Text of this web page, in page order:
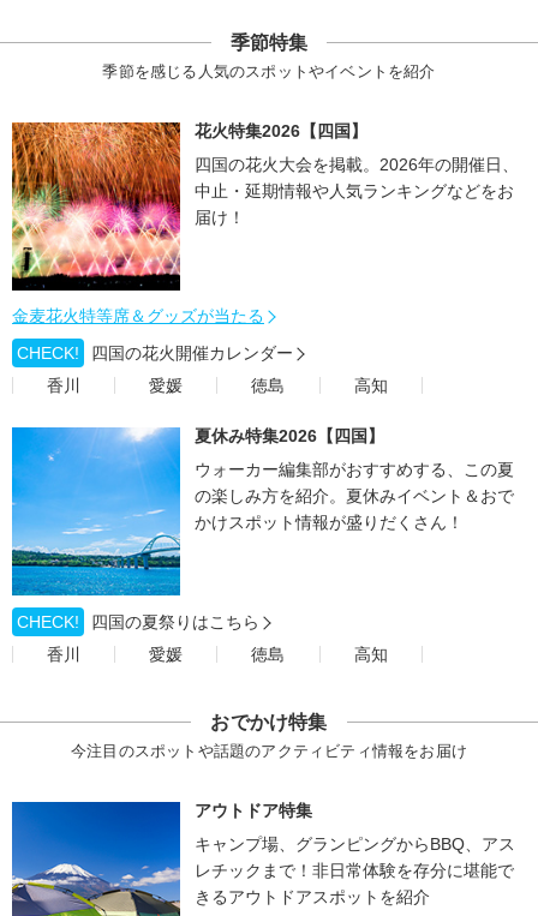
季節特集
季節を感じる人気のスポットやイベントを紹介
花火特集2026【四国】
四国の花火大会を掲載。2026年の開催日、
中止・延期情報や人気ランキングなどをお
届け！
金麦花火特等席＆グッズが当たる
CHECK!
四国の花火開催カレンダー
香川
愛媛 徳島 高知
夏休み特集2026【四国】
ウォーカー編集部がおすすめする、この夏
の楽しみ方を紹介。夏休みイベント＆おで
かけスポット情報が盛りだくさん！
CHECK!
四国の夏祭りはこちら
香川
愛媛 徳島 高知
おでかけ特集
今注目のスポットや話題のアクティビティ情報をお届け
アウトドア特集
キャンプ場、グランピングからBBQ、アス
レチックまで！非日常体験を存分に堪能で
きるアウトドアスポットを紹介